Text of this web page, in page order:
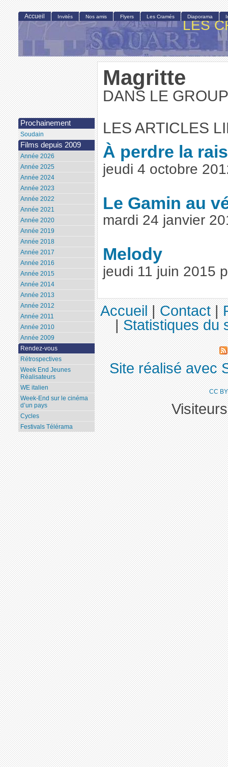
LES
Magritte
DANS LE
LES ARTICLES
À perdre la
jeudi 4 octobre
Le Gamin au
mardi 24 janvier
Melody
jeudi 11 juin 2015
Accueil Invités Nos amis Flyers Les Cramés Diaporama
Prochainement
Soudain
Films depuis 2009
Année 2026
Année 2025
Année 2024
Année 2023
Année 2022
Année 2021
Année 2020
Année 2019
Année 2018
Année 2017
Année 2016
Année 2015
Année 2014
Année 2013
Année 2012
Année 2011
Année 2010
Année 2009
Rendez-vous
Rétrospectives
Week End Jeunes
Réalisateurs
WE italien
Week-End sur le cinéma
d’un pays
Cycles
Festivals Télérama
Accueil|Contact|
|Statistiques du
Site réalisé avec
CC